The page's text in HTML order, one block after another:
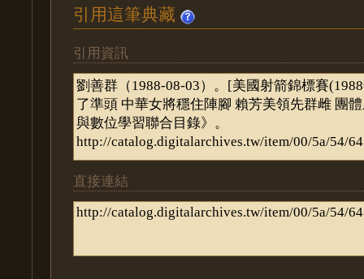
引用這筆典藏
引用資訊
直接連結